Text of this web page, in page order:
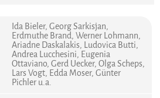
Ida Bieler, Georg Sarkisjan,
Erdmuthe Brand, Werner Lohmann,
Ariadne Daskalakis, Ludovica Butti,
Andrea Lucchesini, Eugenia
Ottaviano, Gerd Uecker, Olga Scheps,
Lars Vogt, Edda Moser, Günter
Pichler u.a.